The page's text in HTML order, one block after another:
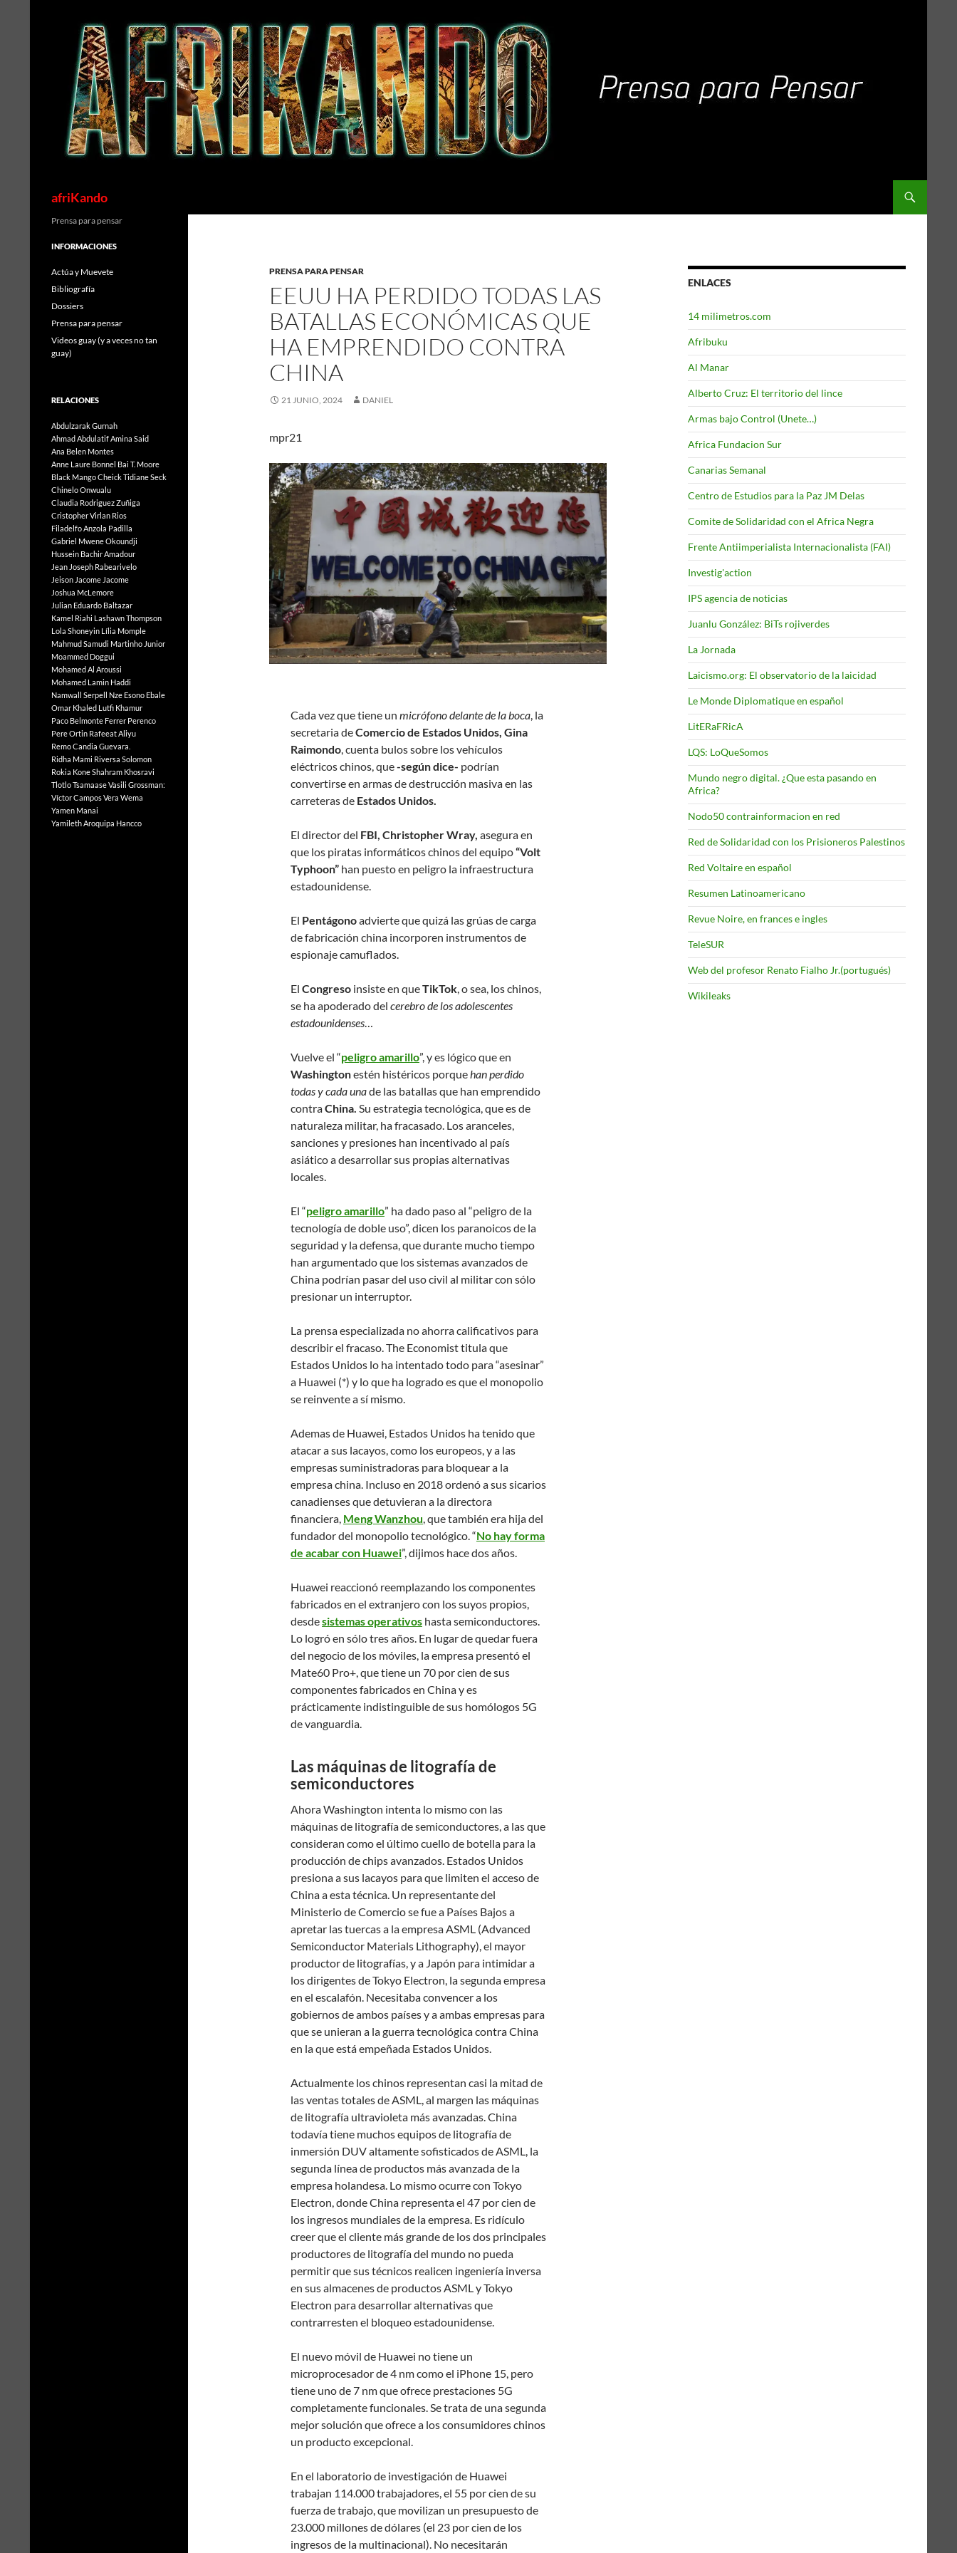
afriKando
PRENSA PARA PENSAR
EEUU HA PERDIDO TODAS LAS
BATALLAS ECONÓMICAS QUE
HA EMPRENDIDO CONTRA
CHINA
21 JUNIO, 2024 DANIEL
mpr21
Cada vez que tiene un micrófono delante de la boca, la
secretaria deComercio de Estados Unidos, Gina
Raimondo, cuenta bulos sobre los vehículos
eléctricos chinos, que-según dice- podrían
convertirse en armas de destrucción masiva en las
carreteras de Estados Unidos.
El director del FBI, Christopher Wray, asegura en
que los piratas informáticos chinos del equipo“Volt
Typhoon” han puesto en peligro la infraestructura
estadounidense.
El Pentágonoadvierte que quizá las grúas de carga
de fabricación china incorporen instrumentos de
espionaje camuflados.
El Congreso insiste en queTikTok, o sea, los chinos,
se ha apoderado del cerebro de los adolescentes
estadounidenses…
Vuelve el “peligro amarillo”, y es lógico que en
Washingtonestén histéricos porquehan perdido
todas y cada unade las batallas que han emprendido
contraChina. Su estrategia tecnológica, que es de
naturaleza militar, ha fracasado. Los aranceles,
sanciones y presiones han incentivado al país
asiático a desarrollar sus propias alternativas
locales.
El “peligro amarillo” ha dado paso al “peligro de la
tecnología de doble uso”, dicen los paranoicos de la
seguridad y la defensa, que durante mucho tiempo
han argumentado que los sistemas avanzados de
China podrían pasar del uso civil al militar con sólo
presionar un interruptor.
La prensa especializada no ahorra calificativos para
describir el fracaso. The Economist titula que
Estados Unidos lo ha intentado todo para “asesinar”
a Huawei (*) y lo que ha logrado es que el monopolio
se reinvente a sí mismo.
Ademas de Huawei, Estados Unidos ha tenido que
atacar a sus lacayos, como los europeos, y a las
empresas suministradoras para bloquear a la
empresa china. Incluso en 2018 ordenó a sus sicarios
canadienses que detuvieran a la directora
financiera, Meng Wanzhou, que también era hija del
fundador del monopolio tecnológico. “No hay forma
de acabar con Huawei”, dijimos hace dos años.
Huawei reaccionó reemplazando los componentes
fabricados en el extranjero con los suyos propios,
desdesistemas operativos hasta semiconductores.
Lo logró en sólo tres años. En lugar de quedar fuera
del negocio de los móviles, la empresa presentó el
Mate60 Pro+, que tiene un 70 por cien de sus
componentes fabricados en China y es
prácticamente indistinguible de sus homólogos 5G
de vanguardia.
Las máquinas de litografía de
semiconductores
Ahora Washington intenta lo mismo con las
máquinas de litografía de semiconductores, a las que
consideran como el último cuello de botella para la
producción de chips avanzados. Estados Unidos
presiona a sus lacayos para que limiten el acceso de
China a esta técnica. Un representante del
Ministerio de Comercio se fue a Países Bajos a
apretar las tuercas a la empresa ASML (Advanced
Semiconductor Materials Lithography), el mayor
productor de litografías, y a Japón para intimidar a
los dirigentes de Tokyo Electron, la segunda empresa
en el escalafón. Necesitaba convencer a los
gobiernos de ambos países y a ambas empresas para
que se unieran a la guerra tecnológica contra China
en la que está empeñada Estados Unidos.
Actualmente los chinos representan casi la mitad de
las ventas totales de ASML, al margen las máquinas
de litografía ultravioleta más avanzadas. China
todavía tiene muchos equipos de litografía de
inmersión DUV altamente sofisticados de ASML, la
segunda línea de productos más avanzada de la
empresa holandesa. Lo mismo ocurre con Tokyo
Electron, donde China representa el 47 por cien de
los ingresos mundiales de la empresa. Es ridículo
creer que el cliente más grande de los dos principales
productores de litografía del mundo no pueda
permitir que sus técnicos realicen ingeniería inversa
en sus almacenes de productos ASML y Tokyo
Electron para desarrollar alternativas que
contrarresten el bloqueo estadounidense.
El nuevo móvil de Huawei no tiene un
microprocesador de 4 nm como el iPhone 15, pero
tiene uno de 7 nm que ofrece prestaciones 5G
completamente funcionales. Se trata de una segunda
mejor solución que ofrece a los consumidores chinos
un producto excepcional.
En el laboratorio de investigación de Huawei
trabajan 114.000 trabajadores, el 55 por cien de su
fuerza de trabajo, que movilizan un presupuesto de
23.000 millones de dólares (el 23 por cien de los
ingresos de la multinacional). No necesitarán
ENLACES
14 milimetros.com
Afribuku
Al Manar
Alberto Cruz: El territorio del lince
Armas bajo Control (Unete…)
Africa Fundacion Sur
Canarias Semanal
Centro de Estudios para la Paz JM Delas
Comite de Solidaridad con el Africa Negra
Frente Antiimperialista Internacionalista (FAI)
Investig'action
IPS agencia de noticias
Juanlu González: BiTs rojiverdes
La Jornada
Laicismo.org: El observatorio de la laicidad
Le Monde Diplomatique en español
LitERaFRicA
LQS: LoQueSomos
Mundo negro digital. ¿Que esta pasando en
Africa?
Nodo50 contrainformacion en red
Red de Solidaridad con los Prisioneros Palestinos
Red Voltaire en español
Resumen Latinoamericano
Revue Noire, en frances e ingles
TeleSUR
Web del profesor Renato Fialho Jr.(portugués)
Wikileaks
Prensa para pensar
INFORMACIONES
Actúa y Muevete
Bibliografía
Dossiers
Prensa para pensar
Videos guay (y a veces no tan
guay)
RELACIONES
Abdulzarak Gurnah
Ahmad AbdulatifAmina Said
Ana Belen Montes
Anne Laure Bonnel Bai T. Moore
Black MangoCheick Tidiane Seck
Chinelo Onwualu
Claudia Rodriguez Zuñiga
Cristopher Virlan Rios
Filadelfo Anzola Padilla
Gabriel Mwene Okoundji
Hussein Bachir Amadour
Jean Joseph Rabearivelo
Jeison Jacome Jacome
Joshua McLemore
Julian Eduardo Baltazar
Kamel Riahi Lashawn Thompson
Lola Shoneyin Lília Momple
Mahmud Samudi Martinho Junior
Moammed Doggui
Mohamed Al Aroussi
Mohamed Lamin Haddi
Namwall Serpell Nze Esono Ebale
Omar Khaled Lutfi Khamur
Paco Belmonte Ferrer Perenco
Pere Ortin Rafeeat Aliyu
Remo Candia Guevara.
Ridha Mami Riversa Solomon
Rokia KoneShahram Khosravi
Tlotlo TsamaaseVasili Grossman:
Víctor Campos Vera Wema
Yamen Manai
Yamileth Aroquipa Hancco